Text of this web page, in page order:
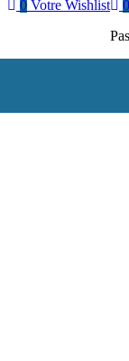
0
0 Votre Wishlist